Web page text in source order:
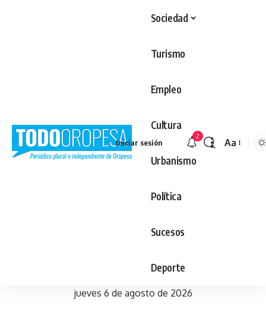
Sociedad
Turismo
Empleo
Cultura
Urbanismo
Política
Sucesos
Deporte
Iniciar sesión
2
Aa
jueves 6 de agosto de 2026